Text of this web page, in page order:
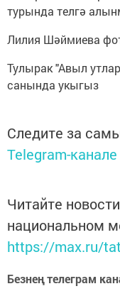
турында телгә
Лилия Шәймиева
Тулырак "Авыл
санында укыгыз
Следите за
Telegram-канале
Читайте
национальном
https://max.ru/
Безнең телеграм